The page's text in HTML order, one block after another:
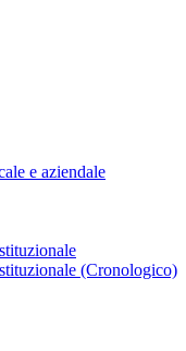
e aziendale
(Cronologico)